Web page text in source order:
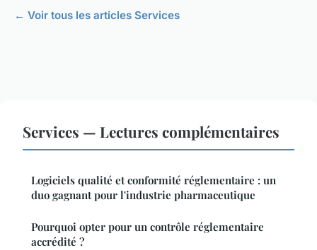
← Voir tous les articles Services
Services — Lectures complémentaires
Logiciels qualité et conformité réglementaire : un
duo gagnant pour l'industrie pharmaceutique
Pourquoi opter pour un contrôle réglementaire
accrédité ?